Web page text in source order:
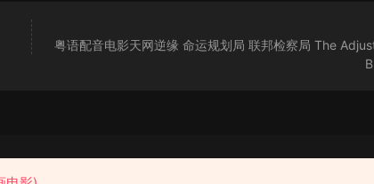
粤语配音电影天网逆缘 命运规划局 联邦检察局 The